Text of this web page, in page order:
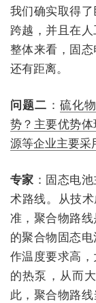
我们确实取得
跨越，并且在
整体来看，固
还有距离。
问题二 ： 硫化
势？主要优势
源等企业主要采
专家 ：固态电
术路线。从技
准，聚合物路
的聚合物固态
作温度要求高
的热泵，从而
此，聚合物路